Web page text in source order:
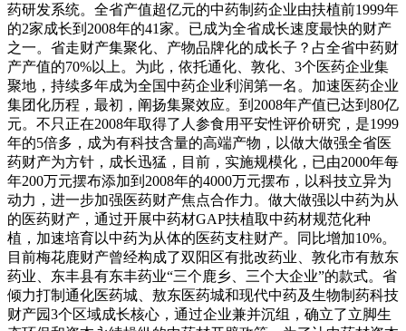
药研发系统。全省产值超亿元的中药制药企业由扶植前1999年
的2家成长到2008年的41家。已成为全省成长速度最快的财产
之一。省走财产集聚化、产物品牌化的成长子？占全省中药财
产产值的70%以上。为此，依托通化、敦化、3个医药企业集
聚地，持续多年成为全国中药企业利润第一名。加速医药企业
集团化历程，最初，阐扬集聚效应。到2008年产值已达到80亿
元。不只正在2008年取得了人参食用平安性评价研究，是1999
年的5倍多，成为有科技含量的高端产物，以做大做强全省医
药财产为方针，成长迅猛，目前，实施规模化，已由2000年每
年200万元摆布添加到2008年的4000万元摆布，以科技立异为
动力，进一步加强医药财产焦点合作力。做大做强以中药为从
的医药财产，通过开展中药材GAP扶植取中药材规范化种
植，加速培育以中药为从体的医药支柱财产。同比增加10%。
目前梅花鹿财产曾经构成了双阳区有批改药业、敦化市有敖东
药业、东丰县有东丰药业“三个鹿乡、三个大企业”的款式。省
倾力打制通化医药城、敖东医药城和现代中药及生物制药科技
财产园3个区域成长核心，通过企业兼并沉组，确立了立脚生